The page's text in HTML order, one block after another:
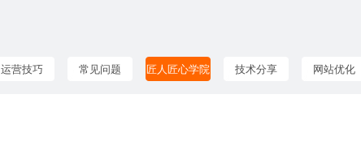
运营技巧 常见问题 匠人匠心学院 技术分享 网站优化